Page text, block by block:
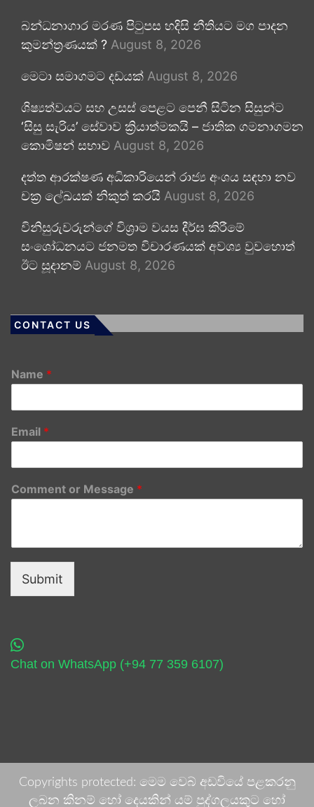
බන්ධනාගාර මරණ පිටුපස හදිසි නීතියට මග පාදන
කුමන්ත්‍රණයක් ? August 8, 2026
මෙටා සමාගමට දඩයක් August 8, 2026
ශිෂ්‍යත්වයට සහ උසස් පෙළට පෙනී සිටින සිසුන්ට
‘සිසු සැරිය’ සේවාව ක්‍රියාත්මකයි – ජාතික ගමනාගමන
කොමිෂන් සභාව August 8, 2026
දත්ත ආරක්ෂණ අධිකාරියෙන් රාජ්‍ය අංශය සඳහා නව
චක්‍ර ලේඛයක් නිකුත් කරයි August 8, 2026
විනිසුරුවරුන්ගේ විශ්‍රාම වයස දීර්ඝ කිරීමේ
සංශෝධනයට ජනමත විචාරණයක් අවශ්‍ය වුවහොත්
ඊට සූදානම් August 8, 2026
CONTACT US
Name *
Email *
Comment or Message *
Submit
Chat on WhatsApp (+94 77 359 6107)
Copyrights protected: මෙම වෙබ් අඩවියේ පළකරනු
ලබන කිනම් හෝ දෙයකින් යම් පුද්ගලයකුට හෝ